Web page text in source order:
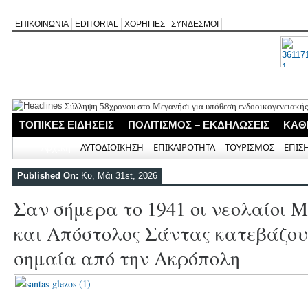
ΕΠΙΚΟΙΝΩΝΙΑ EDITORIAL ΧΟΡΗΓΙΕΣ ΣΥΝΔΕΣΜΟΙ
Σύλληψη 58χρονου στο Μεγανήσι για υπόθεση
Δύο συλλήψεις για κατοχή κάνναβης στη Λευκάδα στο πλαίσιο
Mέχρι τον Άγιο Νικόλαο Βόνιτσας έφτανε σήμερα το μεσημέρι
Αφιέρωμα στον Ηλία Λογοθέτη απόψε στο Κηποθέατρο «Άγγελος
Γράμμο
ΤΟΠΙΚΕΣ ΕΙΔΗΣΕΙΣ ΠΟΛΙΤΙΣΜΟΣ – ΕΚΔΗΛΩΣΕΙΣ
ΑΥΤΟΔΙΟΙΚΗΣΗ ΕΠΙΚΑΙΡΟΤΗΤΑ ΤΟΥΡΙΣΜΟΣ
Published On: Κυ, Μάι 31st, 2026
Σαν σήμερα το 1941 οι νεολαίοι
και Απόστολος Σάντας
σημαία από την Ακρόπολη